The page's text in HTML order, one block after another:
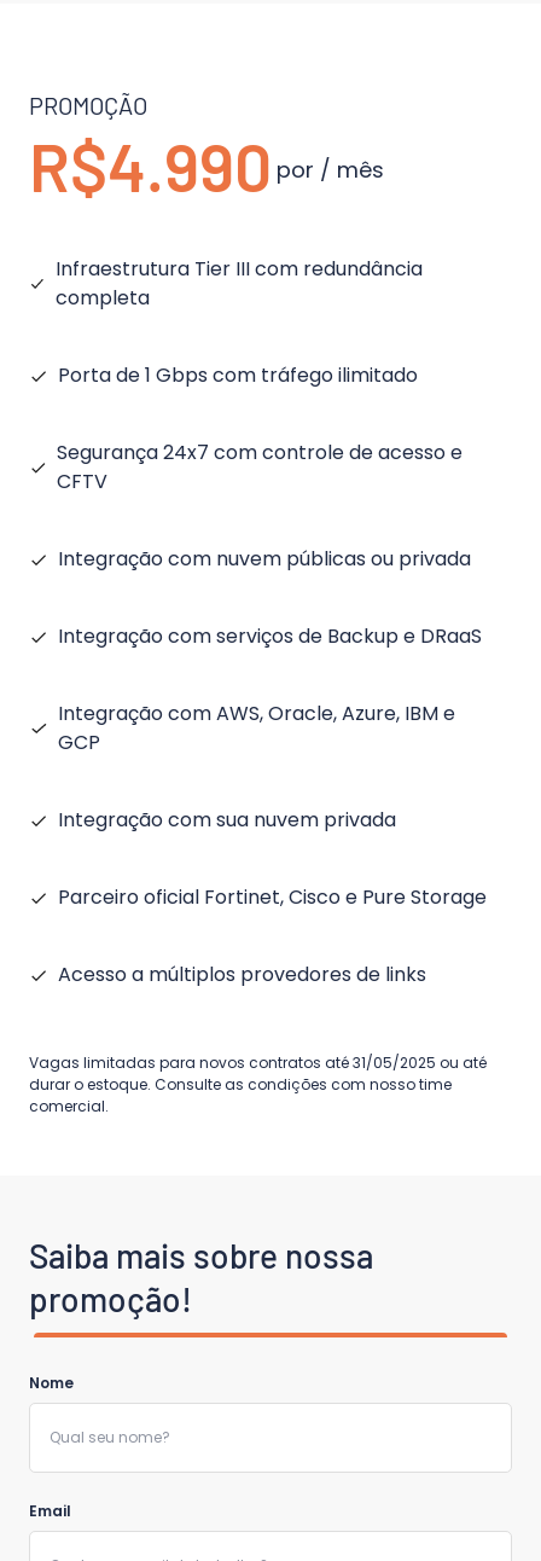
PROMOÇÃO
R$4.990 por / mês
Infraestrutura Tier III com redundância
completa
Porta de 1 Gbps com tráfego ilimitado
Segurança 24x7 com controle de acesso e
CFTV
Integração com nuvem públicas ou privada
Integração com serviços de Backup e DRaaS
Integração com AWS, Oracle, Azure, IBM e
GCP
Integração com sua nuvem privada
Parceiro oficial Fortinet, Cisco e Pure Storage
Acesso a múltiplos provedores de links
Vagas limitadas para novos contratos até 31/05/2025 ou até
durar o estoque. Consulte as condições com nosso time
comercial.
Saiba mais sobre nossa
promoção!
Nome
Email